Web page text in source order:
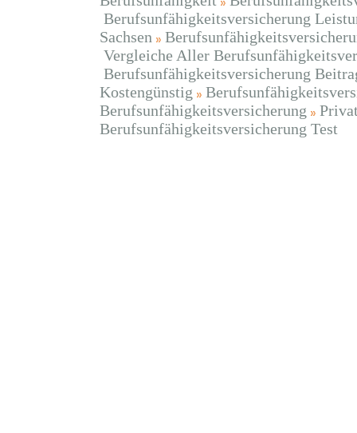
Berufsunfähigkeitsversicherung
Sachsen
Vergleiche Aller
Berufsunfähigkeitsversicherung
Kostengünstig
Berufsunfähigkeitsversicherung
Berufsunfähigkeitsversicherung Test